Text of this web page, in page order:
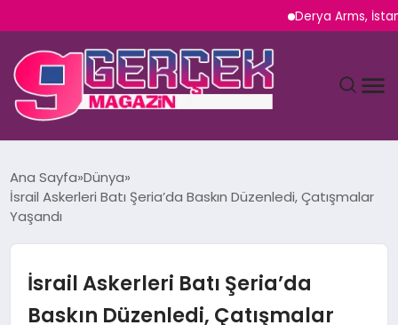
Derya Arms, İstanbul
YAŞAM
Ana Sayfa Dünya
İsrail Askerleri Batı Şeria’da Baskın Düzenledi, Çatışmalar
Yaşandı
İsrail Askerleri Batı Şeria’da
Baskın Düzenledi, Çatışmalar